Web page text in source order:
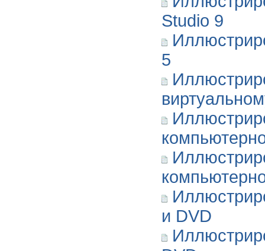
Studio 9
5
и DVD